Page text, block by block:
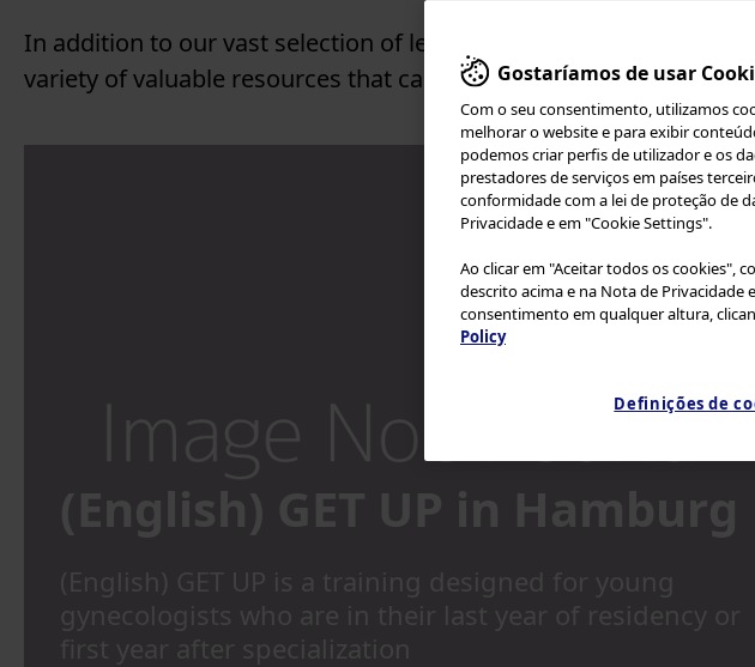
Spain
United Kingdom & Ireland
Other
In addition to our vast selection of learning opportunities and
variety of valuable resources that can help strengthen your
(English) GET UP in Hamburg
(English) GET UP is a training designed for young
gynecologists who are in their last year of residency or
first year after specialization
Gostaríamos de usar
Com o seu consentimento, utilizamos
melhorar o website e para exibir
podemos criar perfis de utilizador e os
prestadores de serviços em países
conformidade com a lei de proteção de
Privacidade e em "Cookie Settings".
Ao clicar em "Aceitar todos os cookies",
descrito acima e na Nota de Privacidade
consentimento em qualquer altura,
Policy
Definições de